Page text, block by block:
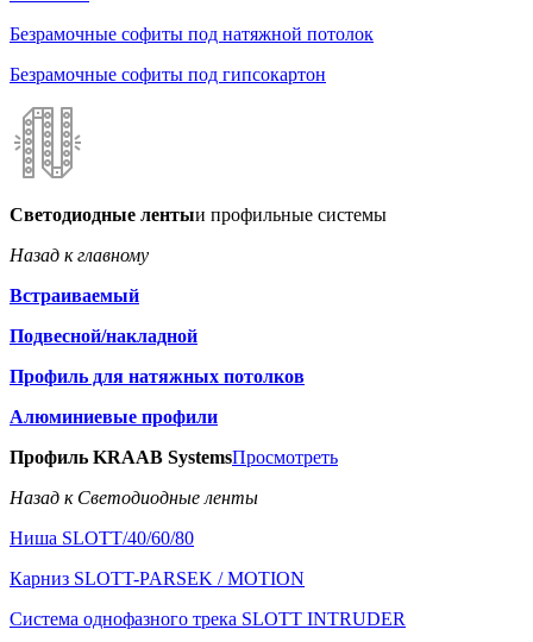
Безрамочные софиты под натяжной потолок
Безрамочные софиты под гипсокартон
Светодиодные лентыи профильные системы
Назад к главному
Встраиваемый
Подвесной/накладной
Профиль для натяжных потолков
Алюминиевые профили
Профиль KRAAB SystemsПросмотреть
Назад к Светодиодные ленты
Ниша SLOTT/40/60/80
Карниз SLOTT-PARSEK / MOTION
Система однофазного трека SLOTT INTRUDER